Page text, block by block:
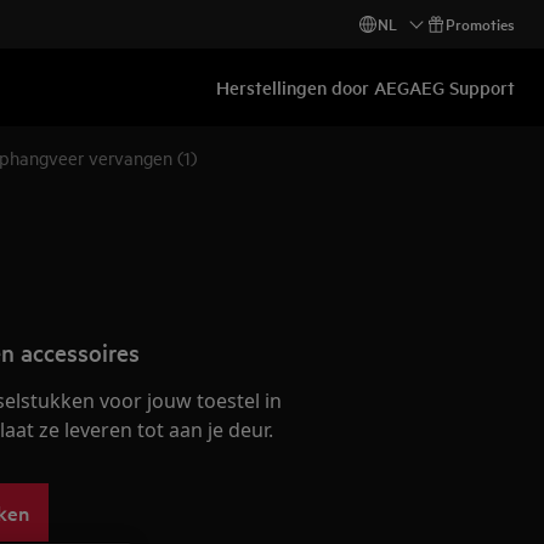
NL Promoties
Herstellingen door AEGAEG Support
vervangen (1)
accessoires
voor jouw toestel in
ze leveren tot aan je deur.